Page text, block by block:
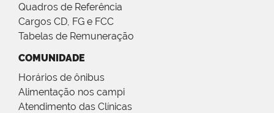
Quadros de Referência
Cargos CD, FG e FCC
Tabelas de Remuneração
COMUNIDADE
Horários de ônibus
Alimentação nos campi
Atendimento das Clínicas